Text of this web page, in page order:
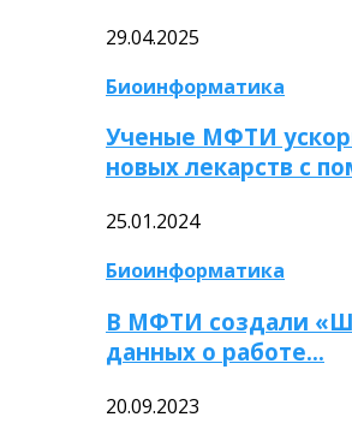
29.04.2025
Биоинформатика
Ученые МФТИ
новых лекарств с
25.01.2024
Биоинформатика
В МФТИ создали
данных о работе…
20.09.2023